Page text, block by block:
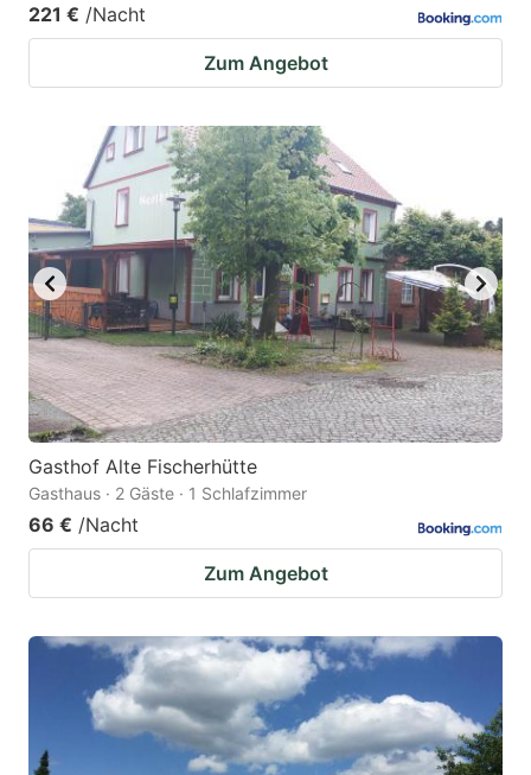
221 € /Nacht
Zum Angebot
Gasthof Alte Fischerhütte
Gasthaus · 2 Gäste · 1 Schlafzimmer
66 € /Nacht
Zum Angebot